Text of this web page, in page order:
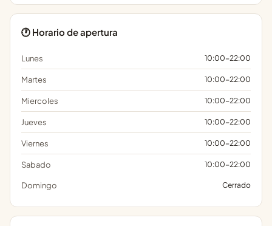
🕐 Horario de apertura
Lunes 10:00-22:00
Martes 10:00-22:00
Miercoles 10:00-22:00
Jueves 10:00-22:00
Viernes 10:00-22:00
Sabado 10:00-22:00
Domingo Cerrado